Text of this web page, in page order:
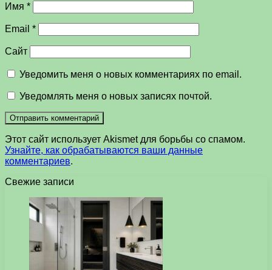
Имя *
Email *
Сайт
Уведомить меня о новых комментариях по email.
Уведомлять меня о новых записях почтой.
Этот сайт использует Akismet для борьбы со спамом.
Узнайте, как обрабатываются ваши данные
комментариев.
Свежие записи